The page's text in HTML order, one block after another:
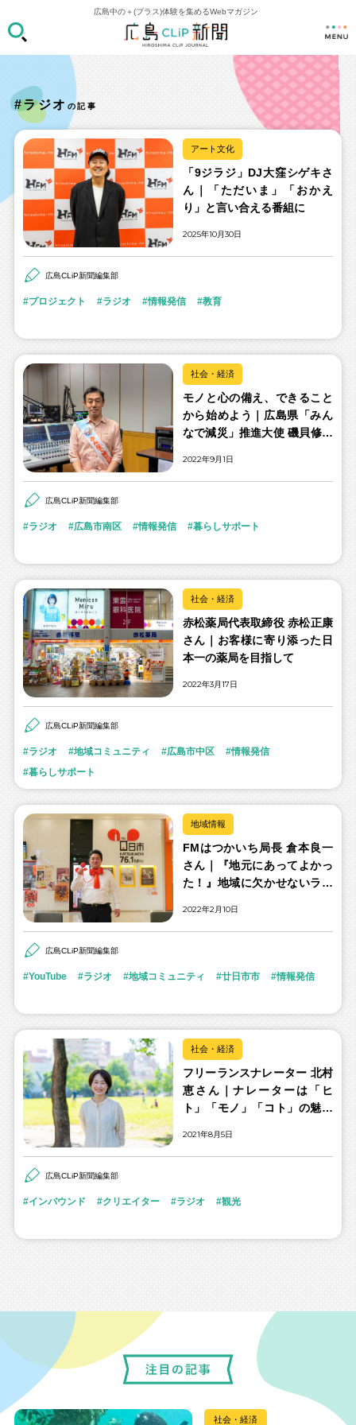
広島中の＋(プラス)体験を集めるWebマガジン
#ラジオ の記事
アート文化
「9ジラジ」DJ大窪シゲキさ
ん｜「ただいま」「おかえ
り」と言い合える番組に
2025年10月30日
広島CLiP新聞編集部
プロジェクト ラジオ 情報発信 教育
社会・経済
モノと心の備え、できること
から始めよう｜広島県「みん
なで減災」推進大使 磯貝修也
2022年9月1日
広島CLiP新聞編集部
ラジオ 広島市南区 情報発信 暮らしサポート
社会・経済
赤松薬局代表取締役 赤松正康
さん｜お客様に寄り添った日
本一の薬局を目指して
2022年3月17日
広島CLiP新聞編集部
ラジオ 地域コミュニティ 広島市中区
情報発信
暮らしサポート
地域情報
FMはつかいち局長 倉本良一
さん｜『地元にあってよかっ
た！』地域に欠かせないラジ
2022年2月10日
広島CLiP新聞編集部
YouTube ラジオ 地域コミュニティ 廿日市市 情報発信
社会・経済
フリーランスナレーター 北村
恵さん｜ナレーターは「ヒ
ト」「モノ」「コト」の魅力
2021年8月5日
広島CLiP新聞編集部
インバウンド クリエイター ラジオ 観光
社会・経済